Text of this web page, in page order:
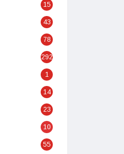
15
43
78
292
1
14
23
10
55